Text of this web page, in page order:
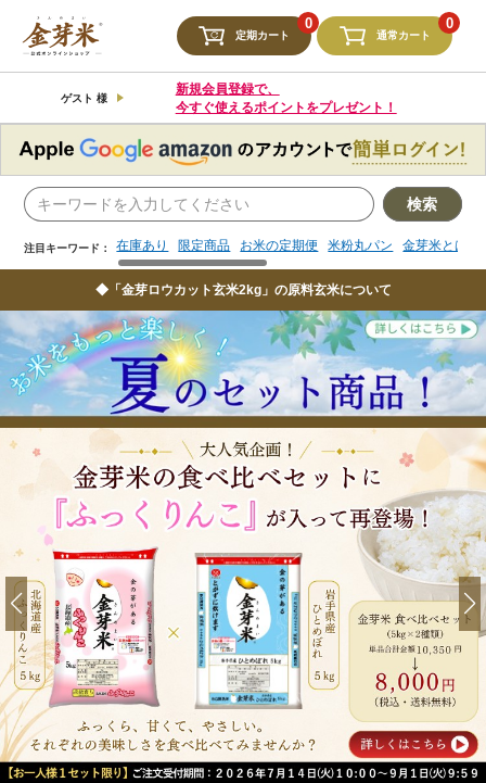
定期カート
0
通常カート
0
ゲスト 様
新規会員登録で、
今すぐ使えるポイントをプレゼント！
検索
注目キーワード： 在庫あり 限定商品 お米の定期便 米粉丸パン 金芽米とは
注目キーワード： 限定商品 お米の定期便 米粉丸パン 金芽米とは
◆「金芽ロウカット玄米2kg」の原料玄米について